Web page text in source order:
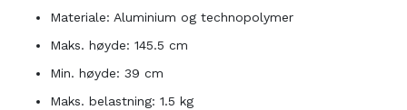
Materiale: Aluminium og technopolymer
Maks. høyde: 145.5 cm
Min. høyde: 39 cm
Maks. belastning: 1.5 kg